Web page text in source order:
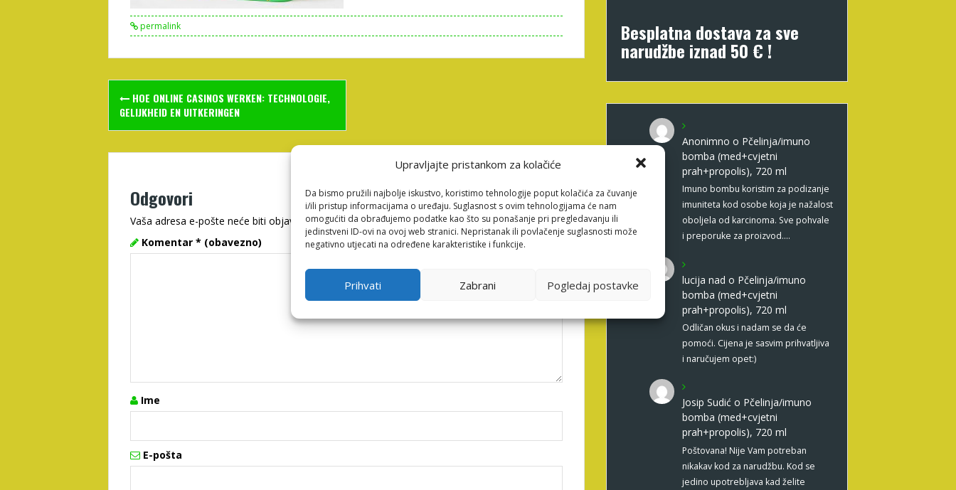
Upravljajte pristankom za kolačiće
Da bismo pružili najbolje iskustvo, koristimo tehnologije poput kolačića za čuvanje
i/ili pristup informacijama o uređaju. Suglasnost s ovim tehnologijama će nam
omogućiti da obrađujemo podatke kao što su ponašanje pri pregledavanju ili
jedinstveni ID-ovi na ovoj web stranici. Nepristanak ili povlačenje suglasnosti može
negativno utjecati na određene karakteristike i funkcije.
Prihvati Zabrani Pogledaj postavke
permalink
Post
navigation
HOE ONLINE CASINOS WERKEN: TECHNOLOGIE,
GELIJKHEID EN UITKERINGEN
Odgovori
Vaša adresa e-pošte neće biti objavljena. Obavezna polja su označena sa* (obavezno)
Komentar * (obavezno)
Ime
E-pošta
Besplatna dostava za sve
narudžbe iznad 50 € !
Anonimno o Pčelinja/imuno
bomba (med+cvjetni
prah+propolis), 720 ml
Imuno bombu koristim za podizanje
imuniteta kod osobe koja je nažalost
oboljela od karcinoma. Sve pohvale
i preporuke za proizvod.…
lucija nad o Pčelinja/imuno
bomba (med+cvjetni
prah+propolis), 720 ml
Odličan okus i nadam se da će
pomoći. Cijena je sasvim prihvatljiva
i naručujem opet:)
Josip Sudić o Pčelinja/imuno
bomba (med+cvjetni
prah+propolis), 720 ml
Poštovana! Nije Vam potreban
nikakav kod za narudžbu. Kod se
jedino upotrebljava kad želite